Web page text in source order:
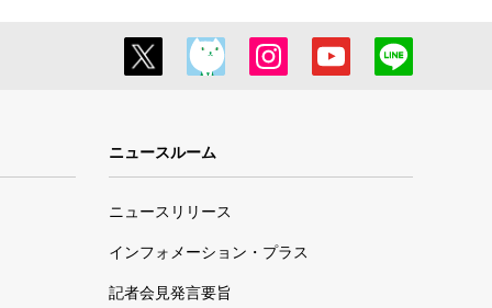
ニュースルーム
ニュースリリース
インフォメーション・プラス
記者会見発言要旨